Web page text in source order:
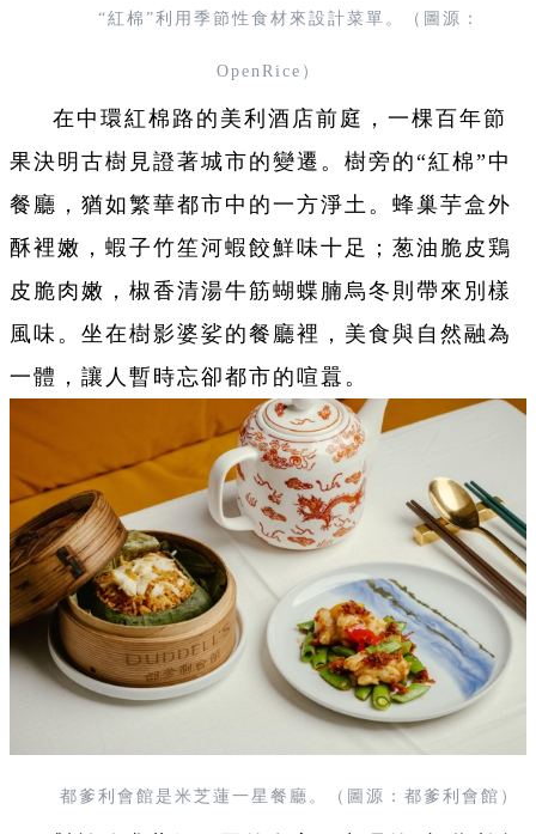
“紅棉”利用季節性食材來設計菜單。（圖源：
OpenRice）
在中環紅棉路的美利酒店前庭，一棵百年節
果決明古樹見證著城市的變遷。樹旁的“紅棉”中
餐廳，猶如繁華都市中的一方淨土。蜂巢芋盒外
酥裡嫩，蝦子竹笙河蝦餃鮮味十足；葱油脆皮鶏
皮脆肉嫩，椒香清湯牛筋蝴蝶腩烏冬則帶來別樣
風味。坐在樹影婆娑的餐廳裡，美食與自然融為
一體，讓人暫時忘卻都市的喧囂。
都爹利會館是米芝蓮一星餐廳。（圖源：都爹利會館）